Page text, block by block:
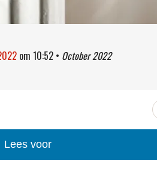
om 10:52 • October 2022
Lees voor